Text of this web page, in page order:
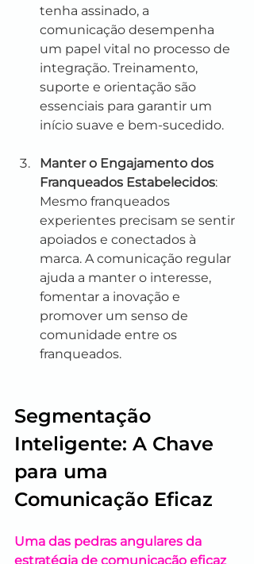
tenha assinado, a
comunicação desempenha
um papel vital no processo de
integração. Treinamento,
suporte e orientação são
essenciais para garantir um
início suave e bem-sucedido.
Manter o Engajamento dos
Franqueados Estabelecidos:
Mesmo franqueados
experientes precisam se sentir
apoiados e conectados à
marca. A comunicação regular
ajuda a manter o interesse,
fomentar a inovação e
promover um senso de
comunidade entre os
franqueados.
Segmentação
Inteligente: A Chave
para uma
Comunicação Eficaz
Uma das pedras angulares da
estratégia de comunicação eficaz